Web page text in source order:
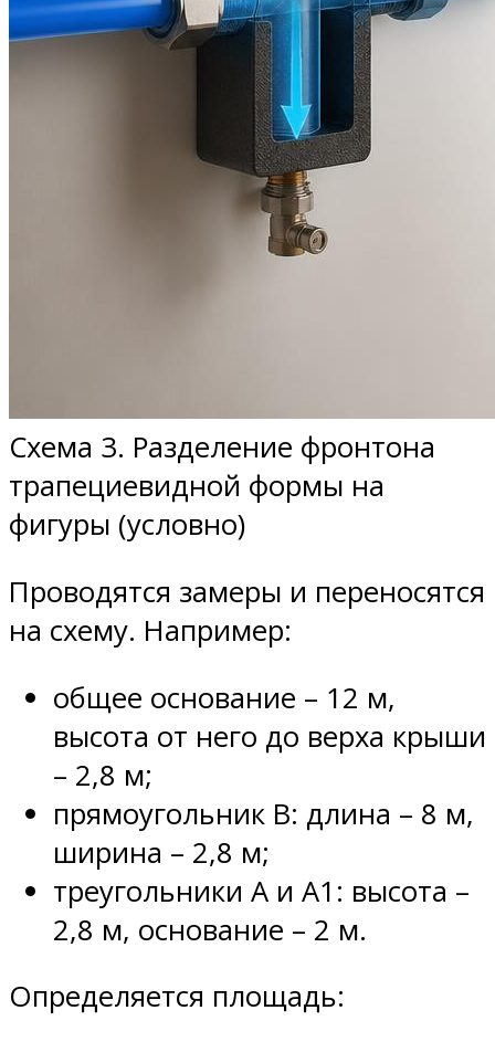
Схема 3. Разделение фронтона
трапециевидной формы на
фигуры (условно)
Проводятся замеры и переносятся
на схему. Например:
общее основание – 12 м,
высота от него до верха крыши
– 2,8 м;
прямоугольник В: длина – 8 м,
ширина – 2,8 м;
треугольники А и А1: высота –
2,8 м, основание – 2 м.
Определяется площадь: